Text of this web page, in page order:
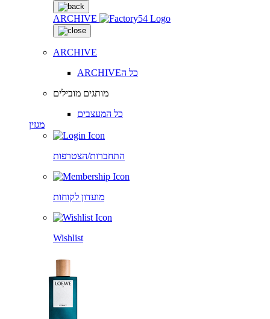
ARCHIVE
ARCHIVE
ARCHIVEכל ה
מותגים מובילים
כל המעצבים
מגזין
התחברות/הצטרפות
מועדון לקוחות
Wishlist